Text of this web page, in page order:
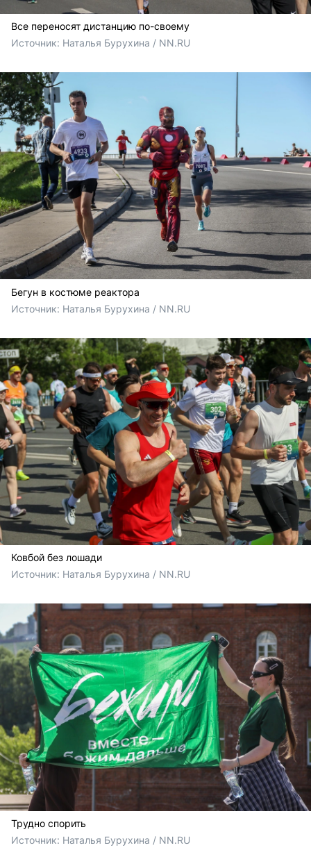
Все переносят дистанцию по-своему
Источник: Наталья Бурухина / NN.RU
Бегун в костюме реактора
Источник: Наталья Бурухина / NN.RU
Ковбой без лошади
Источник: Наталья Бурухина / NN.RU
Трудно спорить
Источник: Наталья Бурухина / NN.RU